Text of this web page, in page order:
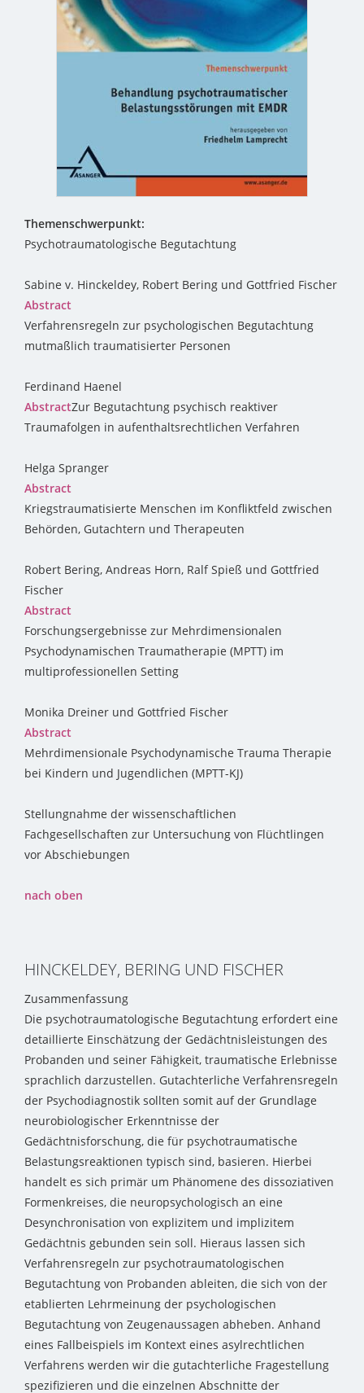
Themenschwerpunkt:
Psychotraumatologische Begutachtung
Sabine v. Hinckeldey, Robert Bering und Gottfried Fischer
Abstract
Verfahrensregeln zur psychologischen Begutachtung
mutmaßlich traumatisierter Personen
Ferdinand Haenel
AbstractZur Begutachtung psychisch reaktiver
Traumafolgen in aufenthaltsrechtlichen Verfahren
Helga Spranger
Abstract
Kriegstraumatisierte Menschen im Konfliktfeld zwischen
Behörden, Gutachtern und Therapeuten
Robert Bering, Andreas Horn, Ralf Spieß und Gottfried
Fischer
Abstract
Forschungsergebnisse zur Mehrdimensionalen
Psychodynamischen Traumatherapie (MPTT) im
multiprofessionellen Setting
Monika Dreiner und Gottfried Fischer
Abstract
Mehrdimensionale Psychodynamische Trauma Therapie
bei Kindern und Jugendlichen (MPTT-KJ)
Stellungnahme der wissenschaftlichen
Fachgesellschaften zur Untersuchung von Flüchtlingen
vor Abschiebungen
nach oben
HINCKELDEY, BERING UND FISCHER
Zusammenfassung
Die psychotraumatologische Begutachtung erfordert eine
detaillierte Einschätzung der Gedächtnisleistungen des
Probanden und seiner Fähigkeit, traumatische Erlebnisse
sprachlich darzustellen. Gutachterliche Verfahrensregeln
der Psychodiagnostik sollten somit auf der Grundlage
neurobiologischer Erkenntnisse der
Gedächtnisforschung, die für psychotraumatische
Belastungsreaktionen typisch sind, basieren. Hierbei
handelt es sich primär um Phänomene des dissoziativen
Formenkreises, die neuropsychologisch an eine
Desynchronisation von explizitem und implizitem
Gedächtnis gebunden sein soll. Hieraus lassen sich
Verfahrensregeln zur psychotraumatologischen
Begutachtung von Probanden ableiten, die sich von der
etablierten Lehrmeinung der psychologischen
Begutachtung von Zeugenaussagen abheben. Anhand
eines Fallbeispiels im Kontext eines asylrechtlichen
Verfahrens werden wir die gutachterliche Fragestellung
spezifizieren und die einzelnen Abschnitte der